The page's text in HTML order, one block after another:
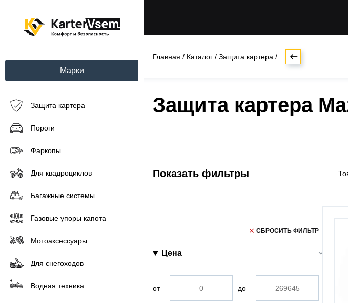
Марки
Защита картера
Пороги
Фаркопы
Для квадроциклов
Багажные системы
Газовые упоры капота
Мотоаксессуары
Для снегоходов
Водная техника
Главная / Каталог / Защита картера /
Защита картера
Показать фильтры
СБРОСИТЬ ФИЛЬТР
Цена
от до